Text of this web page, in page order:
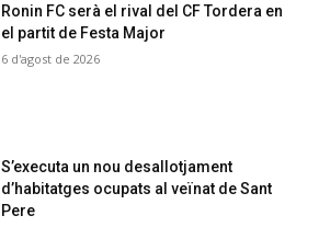
Ronin FC serà el rival del CF Tordera en
el partit de Festa Major
6 d'agost de 2026
S’executa un nou desallotjament
d’habitatges ocupats al veïnat de Sant
Pere